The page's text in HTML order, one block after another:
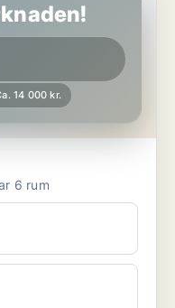
14 000 kr.
har 6 rum